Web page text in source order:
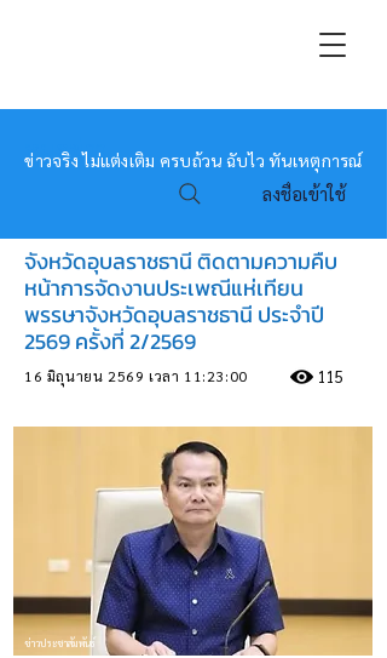
หมอข่าว
ข่าวจริง ไม่แต่งเติม ครบถ้วน ฉับไว ทันเหตุการณ์
ลงชื่อเข้าใช้
จังหวัดอุบลราชธานี ติดตามความคืบ
หน้าการจัดงานประเพณีแห่เทียน
พรรษาจังหวัดอุบลราชธานี ประจำปี
2569 ครั้งที่ 2/2569
16 มิถุนายน 2569 เวลา 11:23:00 115
ข่าวประชาสัมพันธ์